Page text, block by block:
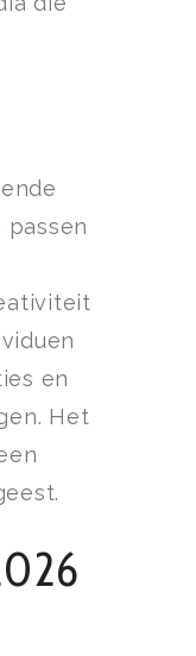
passen
en
Het